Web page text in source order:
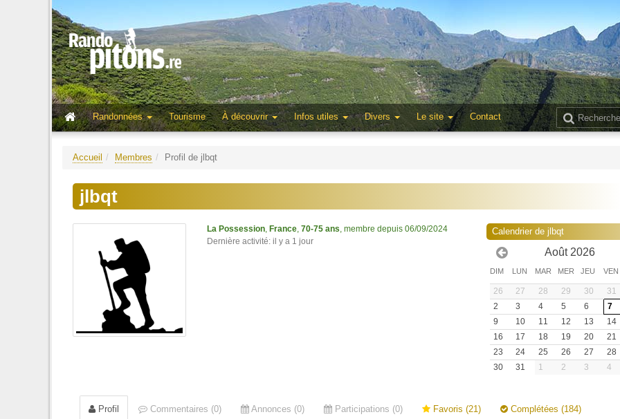
Randonnées
Tourisme À découvrir Infos utiles Divers Le site Contact
Accueil Membres Profil de jlbqt
jlbqt
La Possession France 70-75 ans , membre depuis 06/09/2024
Dernière activité: il y a 1 jour
Calendrier de jlbqt
Août 2026
DIM LUN MAR MER JEU VEN
26 27 28 29 30 31
2
3 4 5 6 7
9
10 11 12 13 14
16
17 18 19 20 21
23
24 25 26 27 28
30
31 1 2 3 4
Profil Commentaires (0) Annonces (0) Participations (0) Favoris (21) Complétées (184)